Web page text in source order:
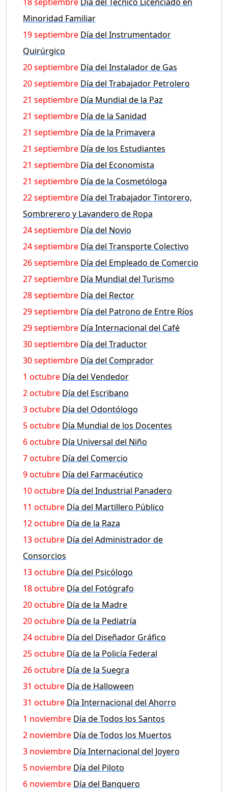
Minoridad Familiar
19 septiembre Día del Instrumentador
Quirúrgico
20 septiembre Día del Instalador de Gas
20 septiembre Día del Trabajador Petrolero
21 septiembre Día Mundial de la Paz
21 septiembre Día de la Sanidad
21 septiembre Día de la Primavera
21 septiembre Día de los Estudiantes
21 septiembre Día del Economista
21 septiembre Día de la Cosmetóloga
22 septiembre Día del Trabajador Tintorero,
Sombrerero y Lavandero de Ropa
24 septiembre Día del Novio
24 septiembre Día del Transporte Colectivo
26 septiembre Día del Empleado de Comercio
27 septiembre Día Mundial del Turismo
28 septiembre Día del Rector
29 septiembre Día del Patrono de Entre Ríos
29 septiembre Día Internacional del Café
30 septiembre Día del Traductor
30 septiembre Día del Comprador
1 octubre Día del Vendedor
2 octubre Día del Escribano
3 octubre Día del Odontólogo
5 octubre Día Mundial de los Docentes
6 octubre Día Universal del Niño
7 octubre Día del Comercio
9 octubre Día del Farmacéutico
10 octubre Día del Industrial Panadero
11 octubre Día del Martillero Público
12 octubre Día de la Raza
13 octubre Día del Administrador de
Consorcios
13 octubre Día del Psicólogo
18 octubre Día del Fotógrafo
20 octubre Día de la Madre
20 octubre Día de la Pediatría
24 octubre Día del Diseñador Gráfico
25 octubre Día de la Policía Federal
26 octubre Día de la Suegra
31 octubre Día de Halloween
31 octubre Día Internacional del Ahorro
1 noviembre Día de Todos los Santos
2 noviembre Día de Todos los Muertos
3 noviembre Día Internacional del Joyero
5 noviembre Día del Piloto
6 noviembre Día del Banquero